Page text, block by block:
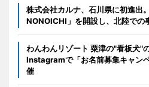
株式会社カルナ、石川県に初進出
NONOICHI」を開設し、北陸での
わんわんリゾート 粟津の"看板犬"
Instagramで「お名前募集キャン
催